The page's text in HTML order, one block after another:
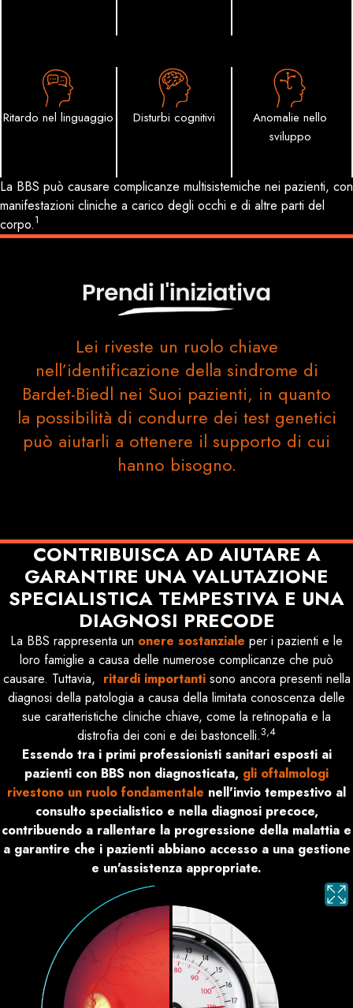
Ritardo nel linguaggio Disturbi cognitivi
Anomalie nello
sviluppo
La BBS può causare complicanze multisistemiche nei pazienti, con
manifestazioni cliniche a carico degli occhi e di altre parti del
corpo.1
Lei riveste un ruolo chiave
nell’identificazione della sindrome di
Bardet-Biedl nei Suoi pazienti, in quanto
la possibilità di condurre dei test genetici
può aiutarli a ottenere il supporto di cui
hanno bisogno.
CONTRIBUISCA AD AIUTARE A
GARANTIRE UNA VALUTAZIONE
SPECIALISTICA TEMPESTIVA E UNA
DIAGNOSI PRECODE
La BBS rappresenta un onere sostanziale per i pazienti e le
loro famiglie a causa delle numerose complicanze che può
causare. Tuttavia, ritardi importantisono ancora presenti nella
diagnosi della patologia a causa della limitata conoscenza delle
sue caratteristiche cliniche chiave, come la retinopatia e la
distrofia dei coni e dei bastoncelli.3,4
Essendo tra i primi professionisti sanitari esposti ai
pazienti con BBS non diagnosticata, gli oftalmologi
rivestono un ruolo fondamentale nell'invio tempestivo al
consulto specialistico e nella diagnosi precoce,
contribuendo a rallentare la progressione della malattia e
a garantire che i pazienti abbiano accesso a una gestione
e un'assistenza appropriate.